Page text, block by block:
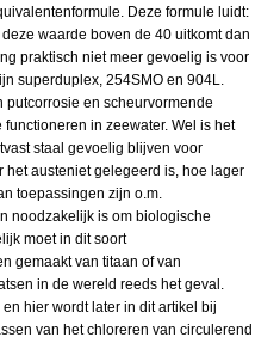
Deze formule luidt:
waarde boven de 40 uitkomt dan
praktisch niet meer gevoelig is voor
superduplex, 254SMO en 904L.
en scheurvormende
in zeewater. Wel is het
staal gevoelig blijven voor
austeniet gelegeerd is, hoe lager
toepassingen zijn o.m.
noodzakelijk is om biologische
moet in dit soort
gemaakt van titaan of van
in de wereld reeds het geval.
hier wordt later in dit artikel bij
van het chloreren van circulerend